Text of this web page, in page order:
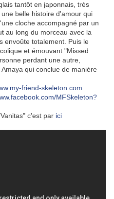
tantôt en japonnais, très
belle histoire d'amour qui
cloche accompagné par un
au long du morceau avec la
envoûte totalement. Puis le
et émouvant "Missed
perdant une autre,
qui conclue de manière
friend-skeleton.com
MFSkeleton?
c'est par ici